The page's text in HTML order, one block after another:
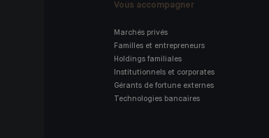
Vous accompagner
Marchés privés
Familles et entrepreneurs
Holdings familiales
Institutionnels et corporates
Gérants de fortune externes
Technologies bancaires